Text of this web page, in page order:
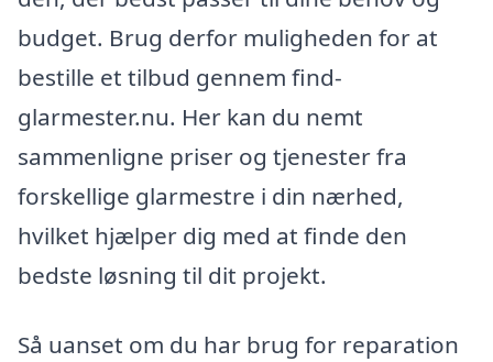
budget. Brug derfor muligheden for at
bestille et tilbud gennem find-
glarmester.nu. Her kan du nemt
sammenligne priser og tjenester fra
forskellige glarmestre i din nærhed,
hvilket hjælper dig med at finde den
bedste løsning til dit projekt.
Så uanset om du har brug for reparation